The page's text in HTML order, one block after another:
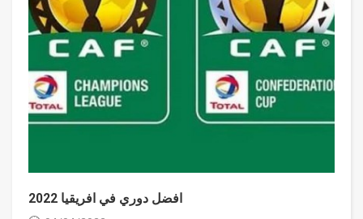
افضل دوري في افريقيا 2022